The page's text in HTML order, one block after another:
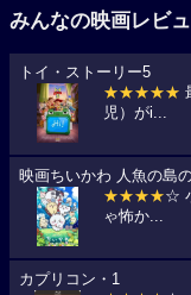
みんなの映画レビ
トイ・ストーリー5
★★★★★
児）がi...
映画ちいかわ 人魚の島
★★★★☆
ゃ怖か...
カプリコン・1